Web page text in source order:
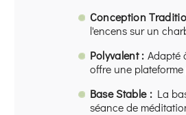
Conception
l'encens sur un
Polyvalent : Adapté
offre une
Base Stable :La
séance de